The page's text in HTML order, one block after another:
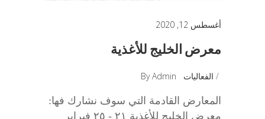
أغسطس 12, 2020
معرض الخليج للأغذية
الفعاليات ByAdmin
المعارض القادمة التي سوف نشارك فها:
معرض الخليج للأغذية ٢١ - ٢٥ فبراير